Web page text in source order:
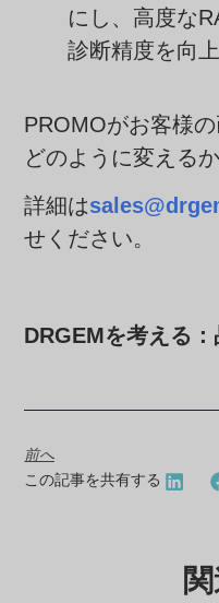
にし、高度な
診断精度を向上
PROMOがお客様
どのように変える
詳細は
せください。
DRGEMを考える
前へ
この記事を共有する